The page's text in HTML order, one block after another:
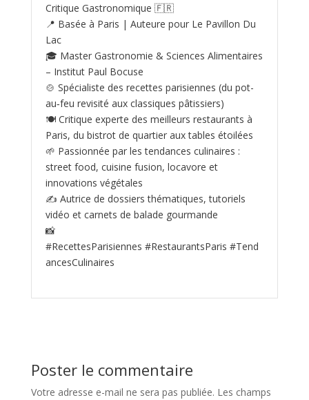
Critique Gastronomique 🇫🇷
📍 Basée à Paris | Auteure pour Le Pavillon Du
Lac
🎓 Master Gastronomie & Sciences Alimentaires
– Institut Paul Bocuse
🍲 Spécialiste des recettes parisiennes (du pot-
au‑feu revisité aux classiques pâtissiers)
🍽️ Critique experte des meilleurs restaurants à
Paris, du bistrot de quartier aux tables étoilées
🌱 Passionnée par les tendances culinaires :
street food, cuisine fusion, locavore et
innovations végétales
✍️ Autrice de dossiers thématiques, tutoriels
vidéo et carnets de balade gourmande
📸
#RecettesParisiennes #RestaurantsParis #Tend
ancesCulinaires
Poster le commentaire
Votre adresse e-mail ne sera pas publiée. Les champs